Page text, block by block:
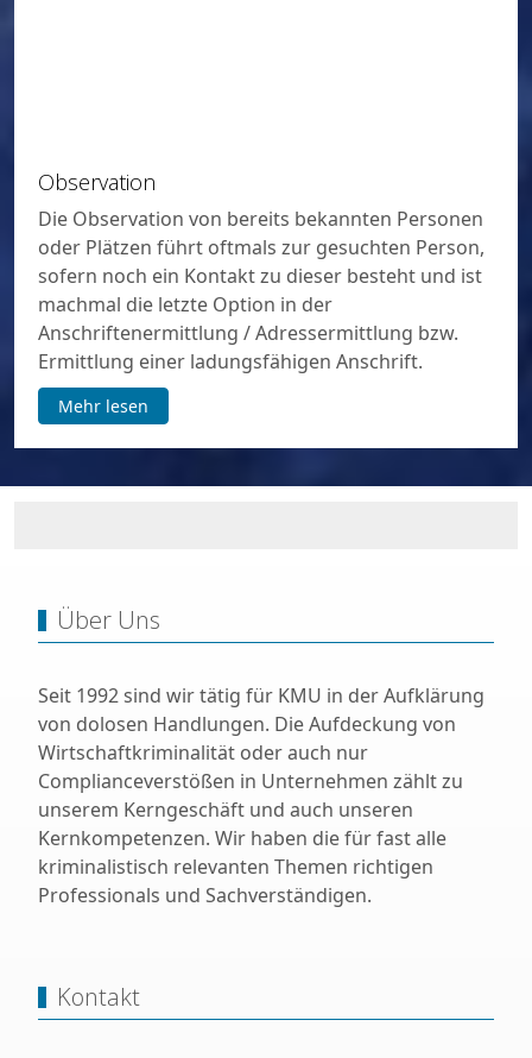
EU - DSGVO und BDSG
Anschriftenermittlung / Adressermittlung bzw.
Ermittlung einer ladungsfähigen Anschrift sind
datenschutzrelevante Erhebungen von
personenbezogenen Daten und unterliegen dem
Reglement der EU - DSGVO bzw. dem BDSG.
Mehr lesen
Über Uns
Seit 1992 sind wir tätig für KMU in der Aufklärung
von dolosen Handlungen. Die Aufdeckung von
Wirtschaftkriminalität oder auch nur
Complianceverstößen in Unternehmen zählt zu
unserem Kerngeschäft und auch unseren
Kernkompetenzen. Wir haben die für fast alle
kriminalistisch relevanten Themen richtigen
Professionals und Sachverständigen.
Kontakt